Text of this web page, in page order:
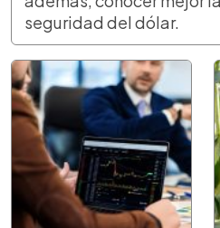
seguridad del dólar.